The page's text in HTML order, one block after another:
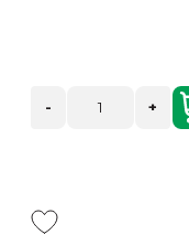
- +